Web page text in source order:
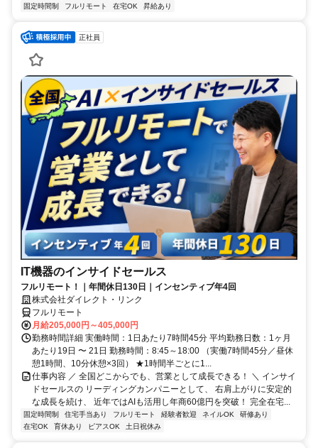
固定時間制 フルリモート 在宅OK 昇給あり
正社員
IT機器のインサイドセールス
フルリモート！｜年間休日130日｜インセンティブ年4回
株式会社ダイレクト・リンク
フルリモート
月給205,000円～405,000円
勤務時間詳細 実働時間：1日あたり7時間45分 平均勤務日数：1ヶ月
あたり19日 〜 21日 勤務時間：8:45～18:00 （実働7時間45分／昼休
憩1時間、10分休憩×3回） ★1時間半ごとに1...
仕事内容 ／ 全国どこからでも、営業として成長できる！ ＼ インサイ
ドセールスの リーディングカンパニーとして、 右肩上がりに安定的
な成長を続け、 近年ではAIも活用し年商60億円を突破！ 完全在宅...
固定時間制 住宅手当あり フルリモート 経験者歓迎 ネイルOK
研修あり
在宅OK
育休あり ピアスOK 土日祝休み